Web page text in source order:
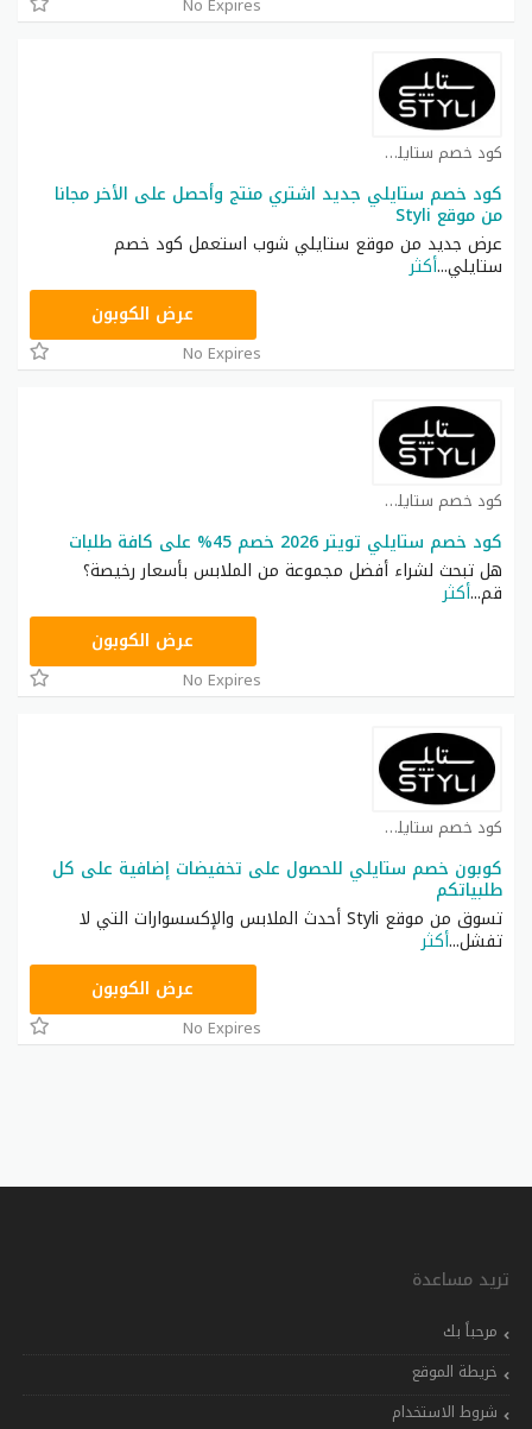
كود خصم ستايلي شوب كوبون
كود خصم ستايلي جديد اشتري منتج وأحصل على الأخر مجانا
من موقع Styli
عرض جديد من موقع ستايلي شوب استعمل كود خصم
ستايلي...أكثر
عرض الكوبون
No Expires
كود خصم ستايلي شوب كوبون
كود خصم ستايلي تويتر 2026 خصم 45% على كافة طلبات
هل تبحث لشراء أفضل مجموعة من الملابس بأسعار رخيصة؟
قم...أكثر
عرض الكوبون
No Expires
كود خصم ستايلي شوب كوبون
كوبون خصم ستايلي للحصول على تخفيضات إضافية على كل
طلبياتكم
تسوق من موقع Styli أحدث الملابس والإكسسوارات التي لا
تفشل...أكثر
عرض الكوبون
No Expires
تريد مساعدة
مرحباً بك
خريطة الموقع
شروط الاستخدام